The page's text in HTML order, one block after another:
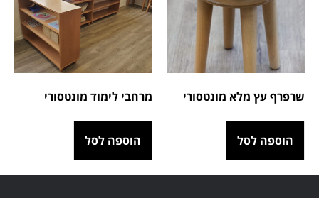
שרפרף עץ מלא מונטסורי
הוספה לסל
מרחבי לימוד מונטסורי
הוספה לסל